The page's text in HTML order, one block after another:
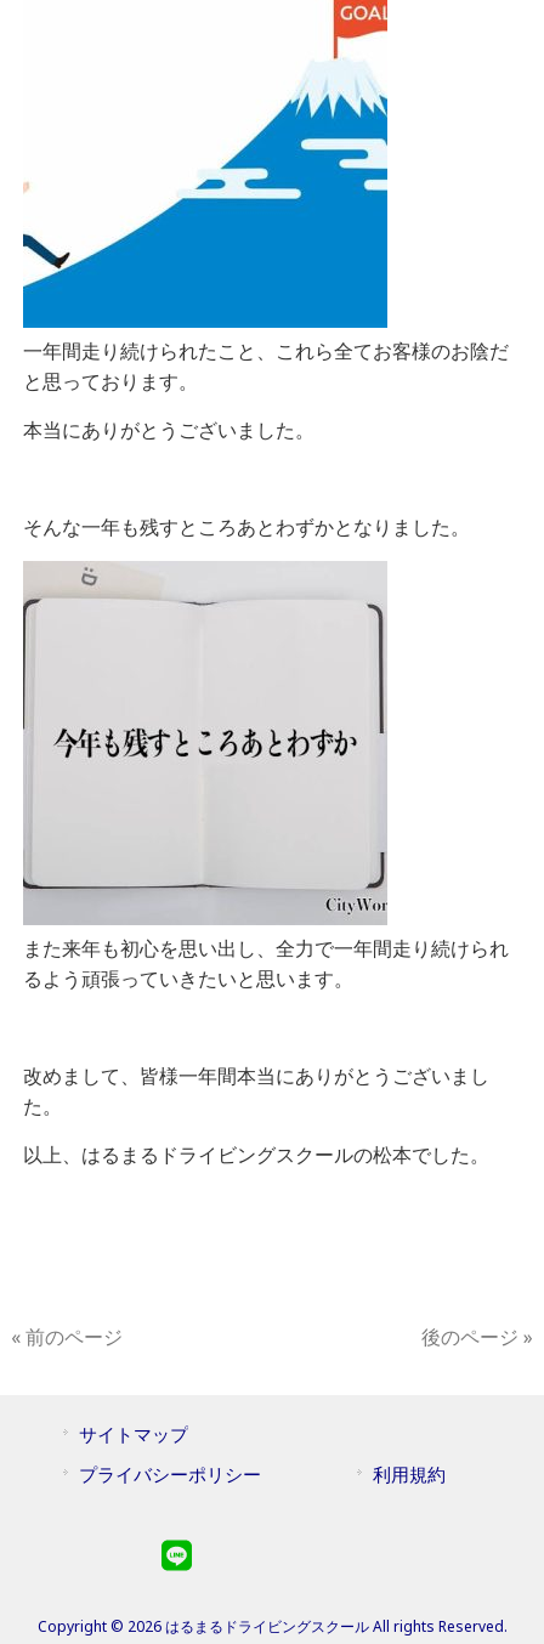
一年間走り続けられたこと、これら全てお客様のお陰だ
と思っております。
本当にありがとうございました。
そんな一年も残すところあとわずかとなりました。
また来年も初心を思い出し、全力で一年間走り続けられ
るよう頑張っていきたいと思います。
改めまして、皆様一年間本当にありがとうございまし
た。
以上、はるまるドライビングスクールの松本でした。
« 前のページ 後のページ »
サイトマップ
プライバシーポリシー
利用規約
Copyright © 2026 はるまるドライビングスクール All rights Reserved.